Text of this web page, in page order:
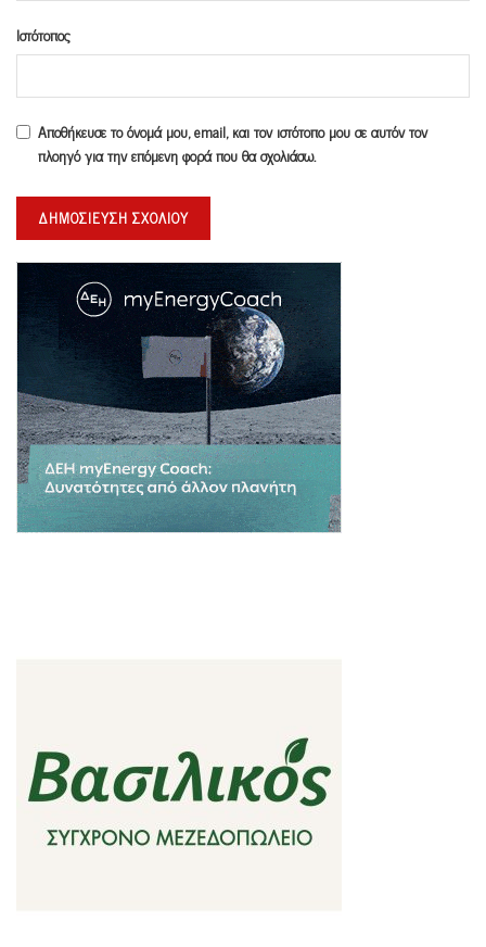
Ιστότοπος
Αποθήκευσε το όνομά μου, email, και τον ιστότοπο μου σε αυτόν τον
πλοηγό για την επόμενη φορά που θα σχολιάσω.